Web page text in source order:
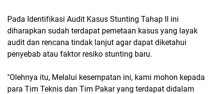
Pada Identifikasi Audit Kasus Stunting Tahap II ini
diharapkan sudah terdapat pemetaan kasus yang layak
audit dan rencana tindak lanjut agar dapat diketahui
penyebab atau faktor resiko stunting baru.
"Olehnya itu, Melalui kesempatan ini, kami mohon kepada
para Tim Teknis dan Tim Pakar yang terdapat didalam